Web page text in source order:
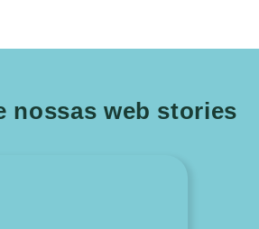
nossas web stories